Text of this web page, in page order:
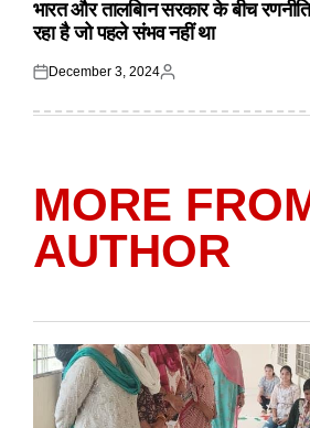
भारत और तालबिान सरकार के बीच
रहा है जो पहले संभव नहीं था
Posted
December 3, 2024
Posted
MORE
AUTHOR